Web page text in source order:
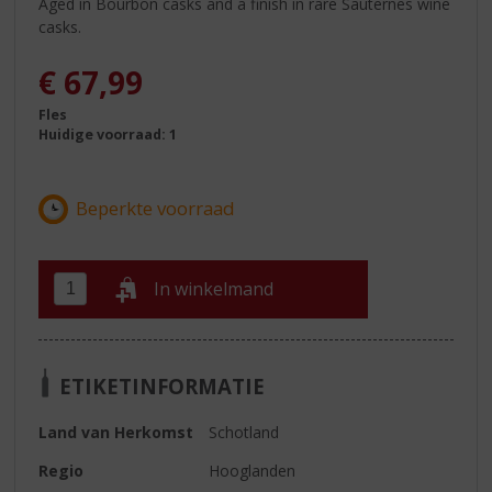
casks.
€ 67,99
Fles
Huidige voorraad: 1
In winkelmand
ETIKETINFORMATIE
Land van Herkomst
Schotland
Regio
Hooglanden